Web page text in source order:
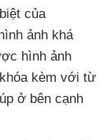
của
ảnh khá
hình ảnh
kèm với từ
ở bên cạnh